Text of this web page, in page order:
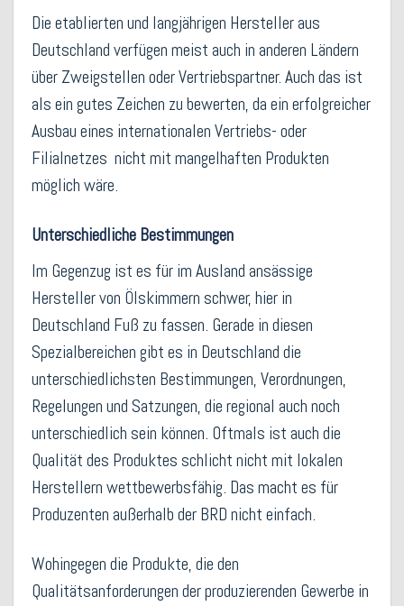
Die etablierten und langjährigen Hersteller aus
Deutschland verfügen meist auch in anderen Ländern
über Zweigstellen oder Vertriebspartner. Auch das ist
als ein gutes Zeichen zu bewerten, da ein erfolgreicher
Ausbau eines internationalen Vertriebs- oder
Filialnetzes nicht mit mangelhaften Produkten
möglich wäre.
Unterschiedliche Bestimmungen
Im Gegenzug ist es für im Ausland ansässige
Hersteller von Ölskimmern schwer, hier in
Deutschland Fuß zu fassen. Gerade in diesen
Spezialbereichen gibt es in Deutschland die
unterschiedlichsten Bestimmungen, Verordnungen,
Regelungen und Satzungen, die regional auch noch
unterschiedlich sein können. Oftmals ist auch die
Qualität des Produktes schlicht nicht mit lokalen
Herstellern wettbewerbsfähig. Das macht es für
Produzenten außerhalb der BRD nicht einfach.
Wohingegen die Produkte, die den
Qualitätsanforderungen der produzierenden Gewerbe in